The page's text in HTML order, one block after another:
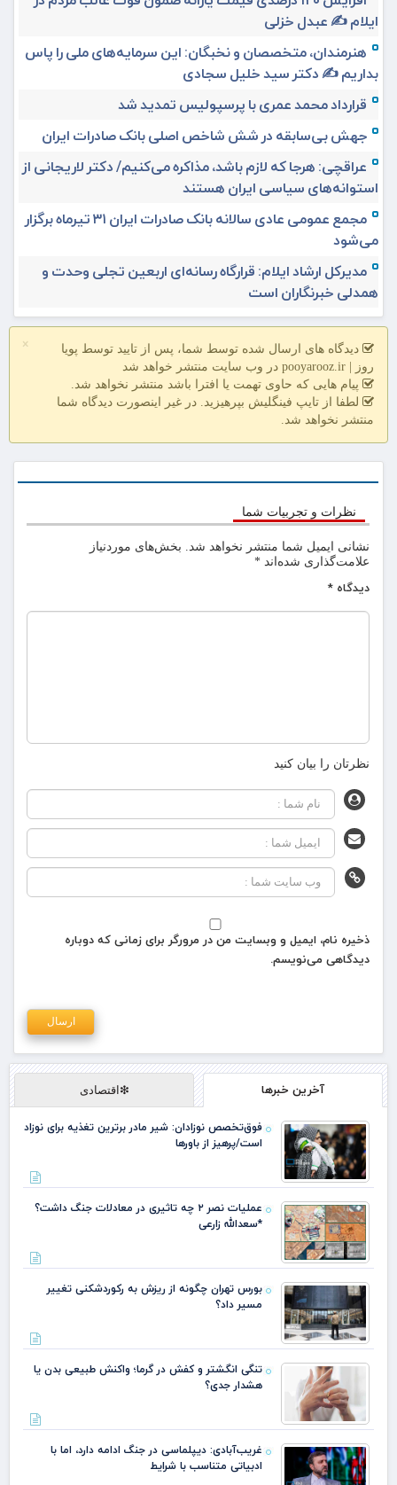
ایلام ✍️ عبدل خزلی
هنرمندان، متخصصان و نخبگان: این سرمایه‌های ملی را پاس
بداریم ✍️ دکتر سید خلیل سجادی
قرارداد محمد عمری با پرسپولیس تمدید شد
جهش بی‌سابقه در شش شاخص اصلی بانک صادرات ایران
عراقچی: هرجا که لازم باشد، مذاکره می‌کنیم/ دکتر لاریجانی از
استوانه‌های سیاسی ایران هستند
مجمع عمومی عادی سالانه بانک صادرات ایران ۳۱ تیرماه برگزار
می‌شود
مدیرکل ارشاد ایلام: قرارگاه رسانه‌ای اربعین تجلی وحدت و
همدلی خبرنگاران است
×
دیدگاه های ارسال شده توسط شما، پس از تایید توسط پویا
روز | pooyarooz.ir در وب سایت منتشر خواهد شد
پیام هایی که حاوی تهمت یا افترا باشد منتشر نخواهد شد.
لطفا از تایپ فینگلیش بپرهیزید. در غیر اینصورت دیدگاه شما
منتشر نخواهد شد.
نظرات و تجربیات شما
نشانی ایمیل شما منتشر نخواهد شد.
بخش‌های موردنیاز
علامت‌گذاری شده‌اند *
دیدگاه *
نظرتان را بیان کنید
ذخیره نام، ایمیل و وبسایت من در مرورگر برای زمانی که دوباره
دیدگاهی می‌نویسم.
آخرین خبرها ❇اقتصادی
فوق‌تخصص نوزادان: شیر مادر برترین تغذیه برای نوزاد
است/پرهیز از باورها
عملیات نصر ۲ چه تاثیری در معادلات جنگ داشت؟
*سعدالله زارعی
بورس تهران چگونه از ریزش به رکوردشکنی تغییر
مسیر داد؟
تنگی انگشتر و کفش در گرما؛ واکنش طبیعی بدن یا
هشدار جدی؟
غریب‌آبادی: دیپلماسی در جنگ ادامه دارد، اما با
ادبیاتی متناسب با شرایط